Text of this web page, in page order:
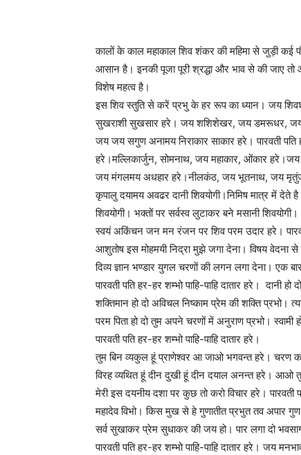
कालों के काल महाकाल शिव शंकर की महिमा से जुड़ी कई
आसान है। इनकी पूजा पूरी श्रद्धा और भाव से की जाए तो
विशेष महत्व है।
इस शिव स्तुति से करें प्रभु के हर रूप का ध्यान। जय
सुखराशी सुखसार हरे। जय शशिशेखर, जय डमरूधर, जय
जय जय सगुण अनामय निराकार साकार हरे। पारवती पति
हरे।मल्लिकार्जुन, सोमनाथ, जय महाकार, ओंकार हरे।जय
जय मंगलमय अधहार हरे।नीलकंठ, जय भूतनाथ, जय मृतुंजय
कृपालु दयामय अवढर दानी शिवयोगी।निमिष मात्र में
शिवयोगी। भक्तों पर सर्वस्व लुटाकर बने मसानी शिवयोगी।
स्वयं अकिंचन जन मन रंजन पर शिव परम उदार हरे।
आशुतोष इस मोहमयी निद्रा मुझे जगा देना। विषय वेदना
दिव्य ज्ञान भण्डार युगल चरणों की लगन लगा देना। एक
पारवती पति हर-हर शम्भो पाहि-पाहि दातार हरे। दानी हो
शक्तिमान हो दो अविचल निष्काम प्रेम की शक्ति प्रभो।
परम पिता हो दो तुम अपने चरणों में अनुराण प्रभो।
पारवती पति हर-हर शम्भो पाहि-पाहि दातार हरे।
तुम बिन व्यकुल हूं प्राणेश्वर आ जाओ भगवन्त हरे। चरण
विरह व्यथित हूं दीन दुखी हूं दीन दयाल अनन्त हरे।
मेरी इस दयनीय दशा पर कुछ तो करो विचार हरे।
महादेव विभो। किस मुख से हे गुणातीत प्रभुत तव अपार
सर्व सुखाकर प्रेम सुधाकर की जय हो। पार लगा दो
पारवती पति हर-हर शम्भो पाहि-पाहि दातार हरे। जय